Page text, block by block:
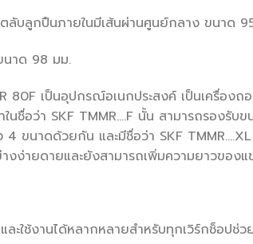
ตลับลูกปืนภายในมีเส้นผ่านศูนย์กลาง ขนาด
นาด 98 มม.
80F เป็นอุปกรณ์อเนกประสงค์ เป็นเครื่อง
ในชื่อว่า SKF TMMR….F นั้น สามารถรอง
ขนาดด้วยกัน และมีชื่อว่า SKF
งง่ายดายและยังสามารถเพิ่มความยาวของ
ละใช้งานได้หลากหลายสำหรับทุกเวิร์กช็อปช่